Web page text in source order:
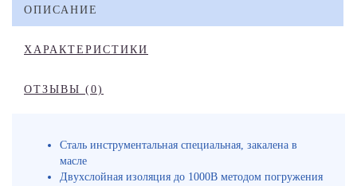
ОПИСАНИЕ
ХАРАКТЕРИСТИКИ
ОТЗЫВЫ (0)
Сталь инструментальная специальная, закалена в
масле
Двухслойная изоляция до 1000В методом погружения